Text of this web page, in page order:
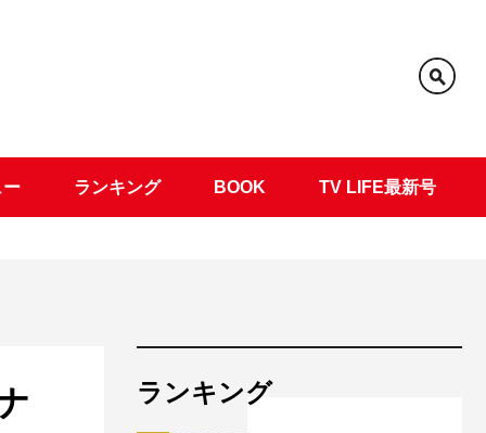
ー ランキング BOOK TV LIFE最新号
ランキング